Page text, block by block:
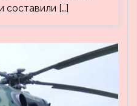
составили […]